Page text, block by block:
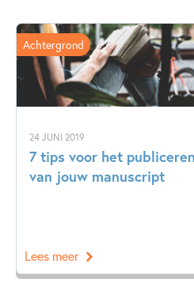
24 JUNI 2019
7 tips voor het publiceren
van jouw manuscript
Achtergrond
Lees meer